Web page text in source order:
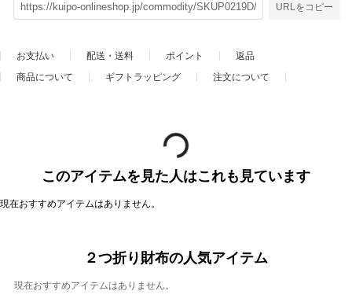
URLをコピー
お支払い 配送・送料 ポイント
返品
商品について
ギフトラッピング 注文について
このアイテムを見た人はこれも見ています
現在おすすめアイテムはありません。
２つ折り財布の人気アイテム
現在おすすめアイテムはありません。